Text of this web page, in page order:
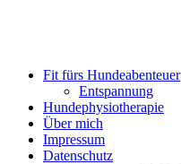
Fit fürs Hundeabenteuer
Entspannung
Hundephysiotherapie
Über mich
Impressum
Datenschutz